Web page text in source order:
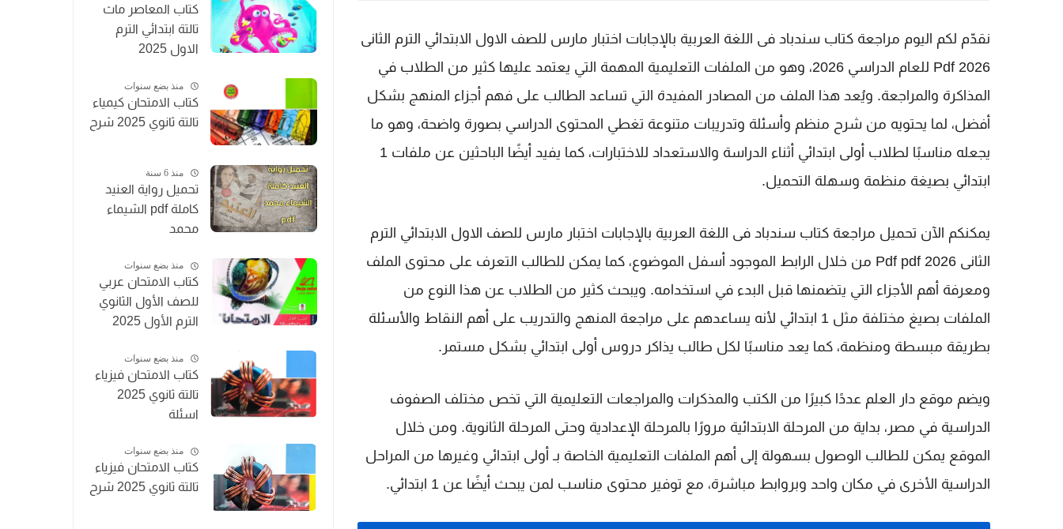
نقدّم لكم اليوم مراجعة كتاب سندباد فى اللغة العربية بالإجابات اختبار مارس للصف الاول الابتدائي الترم الثانى
2026 Pdf
للعام الدراسي 2026، وهو من الملفات التعليمية المهمة التي يعتمد عليها كثير من الطلاب في
المذاكرة والمراجعة. ويُعد هذا الملف من المصادر المفيدة التي تساعد الطالب على فهم أجزاء المنهج بشكل
أفضل، لما يحتويه من شرح منظم وأسئلة وتدريبات متنوعة تغطي المحتوى الدراسي بصورة واضحة، وهو ما
يجعله مناسبًا لطلاب أولى ابتدائي أثناء الدراسة والاستعداد للاختبارات، كما يفيد أيضًا الباحثين عن ملفات 1
ابتدائي بصيغة منظمة وسهلة التحميل.
يمكنكم الآن تحميل مراجعة كتاب سندباد فى اللغة العربية بالإجابات اختبار مارس للصف الاول الابتدائي الترم
الثانى 2026 Pdf pdf
من خلال الرابط الموجود أسفل الموضوع، كما يمكن للطالب التعرف على محتوى الملف
ومعرفة أهم الأجزاء التي يتضمنها قبل البدء في استخدامه. ويبحث كثير من الطلاب عن هذا النوع من
الملفات بصيغ مختلفة مثل 1 ابتدائي
لأنه يساعدهم على مراجعة المنهج والتدريب على أهم النقاط والأسئلة
بطريقة مبسطة ومنظمة، كما يعد مناسبًا لكل طالب يذاكر دروس أولى ابتدائي بشكل مستمر.
ويضم موقع دار العلم عددًا كبيرًا من الكتب والمذكرات والمراجعات التعليمية التي تخص مختلف الصفوف
الدراسية في مصر، بداية من المرحلة الابتدائية مرورًا بالمرحلة الإعدادية وحتى المرحلة الثانوية. ومن خلال
الموقع يمكن للطالب الوصول بسهولة إلى أهم الملفات التعليمية الخاصة بـ أولى ابتدائي وغيرها من المراحل
الدراسية الأخرى في مكان واحد وبروابط مباشرة، مع توفير محتوى مناسب لمن يبحث أيضًا عن 1 ابتدائي .
كتاب المعاصر ماث
تالتة ابتدائي الترم
الاول 2025
منذ بضع سنوات
كتاب الامتحان كيمياء
تالتة ثانوي 2025 شرح
منذ 6 سنة
تحميل رواية العنيد
كاملة pdf الشيماء
محمد
منذ بضع سنوات
كتاب الامتحان عربي
للصف الأول الثانوي
الترم الأول 2025
منذ بضع سنوات
كتاب الامتحان فيزياء
تالتة ثانوي 2025
اسئلة
منذ بضع سنوات
كتاب الامتحان فيزياء
تالتة ثانوي 2025 شرح